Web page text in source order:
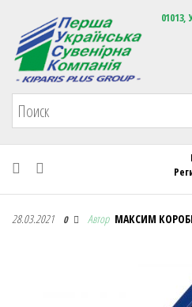
Первая Украинская 01013,
Первая Украинская
28.03.2021 0 Автор МАКСИМ